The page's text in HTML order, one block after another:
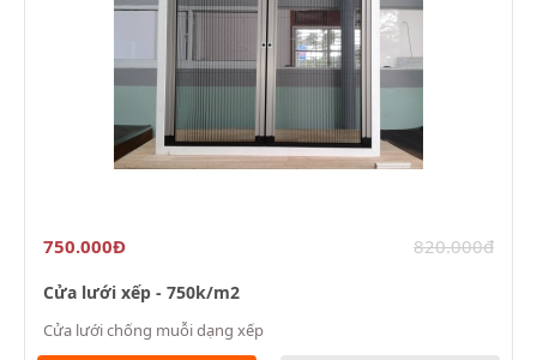
750.000Đ 820.000đ
Cửa lưới xếp - 750k/m2
Cửa lưới chống muỗi dạng xếp